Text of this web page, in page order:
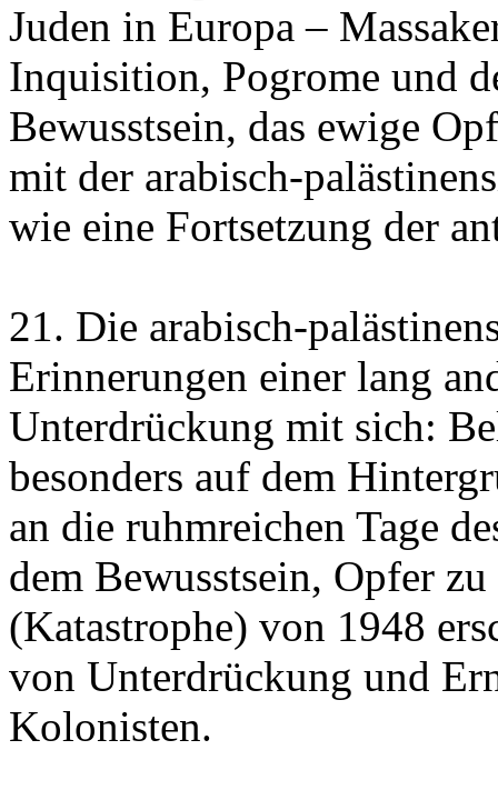
Juden in Europa –
Inquisition, Pogrome und
Bewusstsein, das ewige
mit der arabisch-
wie eine Fortsetzung der
21. Die arabisch-
Erinnerungen einer lang
Unterdrückung mit sich:
besonders auf dem
an die ruhmreichen Tage
dem Bewusstsein, Opfer
(Katastrophe) von 1948
von Unterdrückung und
Kolonisten.